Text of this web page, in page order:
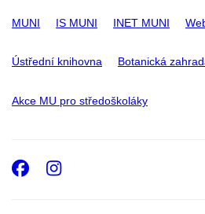
MUNI IS MUNI INET MUNI
Ústřední knihovna Botanická
Akce MU pro středoškoláky
Facebook
Instagram